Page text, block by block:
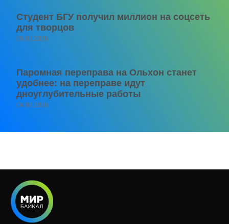
Студент БГУ получил миллион на соцсеть
для творцов
06.08.2026
Паромная переправа на Ольхон станет
удобнее: на переправе идут
дноуглубительные работы
06.08.2026